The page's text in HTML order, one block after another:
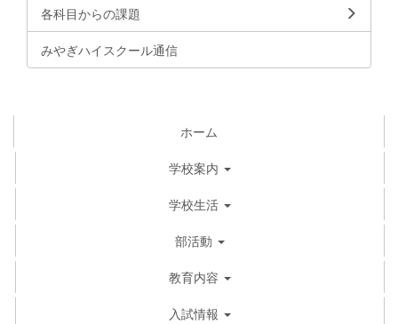
各科目からの課題
みやぎハイスクール通信
ホーム
学校案内
学校生活
部活動
教育内容
入試情報